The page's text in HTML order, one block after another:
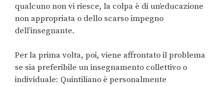
qualcuno non vi riesce, la colpa è di un’educazione
non appropriata o dello scarso impegno
dell’insegnante.
Per la prima volta, poi, viene affrontato il problema
se sia preferibile un insegnamento collettivo o
individuale: Quintiliano è personalmente